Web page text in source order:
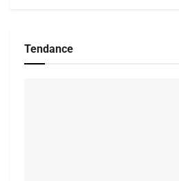
Tendance